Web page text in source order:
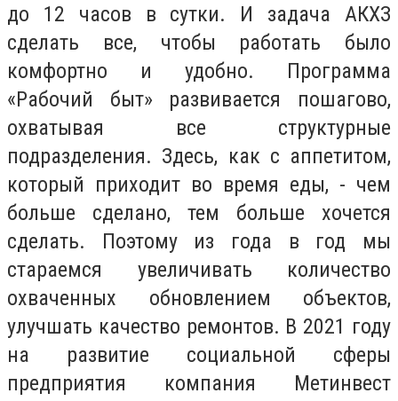
до 12 часов в сутки. И задача АКХЗ
сделать все, чтобы работать было
комфортно и удобно. Программа
«Рабочий быт» развивается пошагово,
охватывая все структурные
подразделения. Здесь, как с аппетитом,
который приходит во время еды, - чем
больше сделано, тем больше хочется
сделать. Поэтому из года в год мы
стараемся увеличивать количество
охваченных обновлением объектов,
улучшать качество ремонтов. В 2021 году
на развитие социальной сферы
предприятия компания Метинвест